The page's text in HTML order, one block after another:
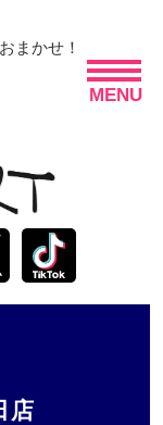
MENU
まかせ！
店